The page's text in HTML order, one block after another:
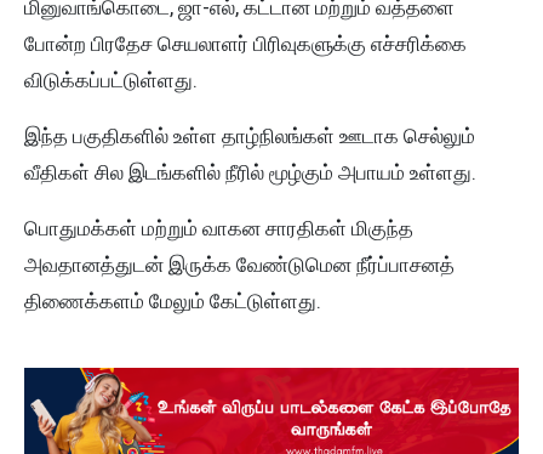
மினுவாங்கொடை, ஜா-எல், கட்டான மற்றும் வத்தளை
போன்ற பிரதேச செயலாளர் பிரிவுகளுக்கு எச்சரிக்கை
விடுக்கப்பட்டுள்ளது .
இந்த பகுதிகளில் உள்ள தாழ்நிலங்கள் ஊடாக செல்லும்
வீதிகள் சில இடங்களில் நீரில் மூழ்கும் அபாயம் உள்ளது .
பொதுமக்கள் மற்றும் வாகன சாரதிகள் மிகுந்த
அவதானத்துடன் இருக்க வேண்டுமென நீர்ப்பாசனத்
திணைக்களம் மேலும் கேட்டுள்ளது.